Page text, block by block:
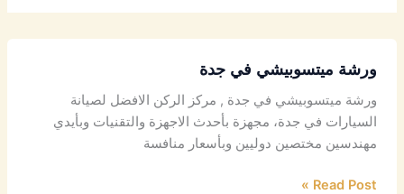
ورشة ميتسوبيشي في جدة
ورشة ميتسوبيشي في جدة , مركز الركن الافضل لصيانة
السيارات في جدة، مجهزة بأحدث الاجهزة والتقنيات وبأيدي
مهندسين مختصين دوليين وبأسعار منافسة
Read Post »